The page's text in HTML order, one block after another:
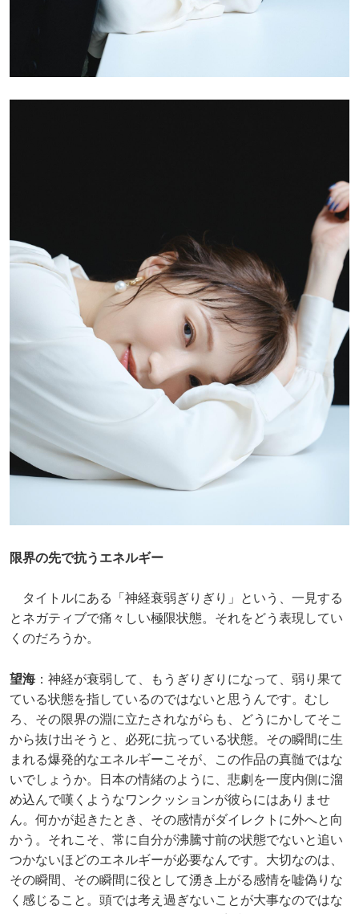
限界の先で抗うエネルギー
タイトルにある「神経衰弱ぎりぎり」という、一見する
とネガティブで痛々しい極限状態。それをどう表現してい
くのだろうか。
望海 ：神経が衰弱して、もうぎりぎりになって、弱り果て
ている状態を指しているのではないと思うんです。むし
ろ、その限界の淵に立たされながらも、どうにかしてそこ
から抜け出そうと、必死に抗っている状態。その瞬間に生
まれる爆発的なエネルギーこそが、この作品の真髄ではな
いでしょうか。日本の情緒のように、悲劇を一度内側に溜
め込んで嘆くようなワンクッションが彼らにはありませ
ん。何かが起きたとき、その感情がダイレクトに外へと向
かう。それこそ、常に自分が沸騰寸前の状態でないと追い
つかないほどのエネルギーが必要なんです。大切なのは、
その瞬間、その瞬間に役として湧き上がる感情を嘘偽りな
く感じること。頭では考え過ぎないことが大事なのではな